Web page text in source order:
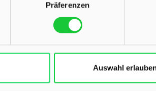
Präferenzen
Auswahl
Person, Behörde, Einrichtung
Behörde, Einrichtung oder